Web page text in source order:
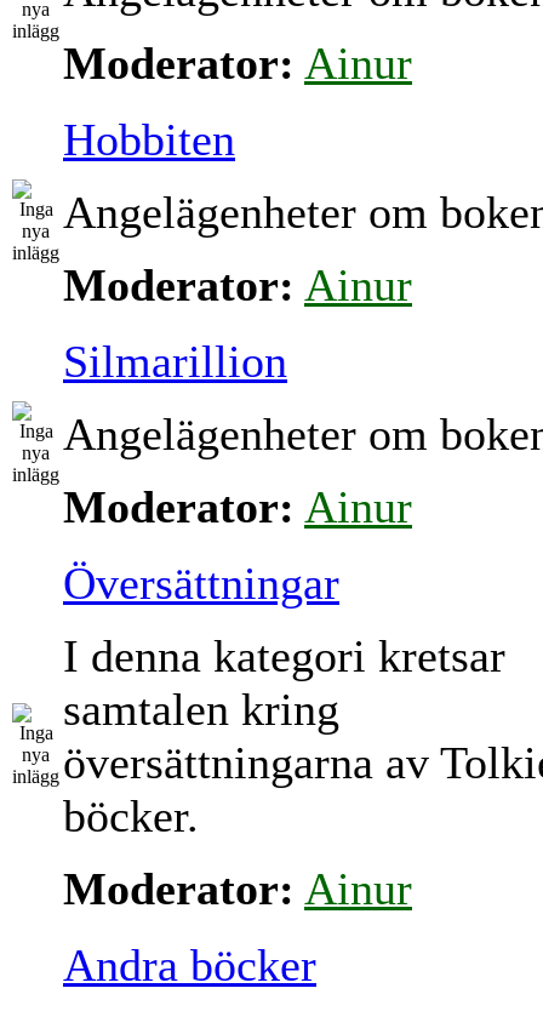
Moderator: Ainur
Hobbiten
Angelägenheter om
Moderator: Ainur
Silmarillion
Angelägenheter om
Moderator: Ainur
Översättningar
I denna kategori kretsar
samtalen kring
översättningarna av
böcker.
Moderator: Ainur
Andra böcker